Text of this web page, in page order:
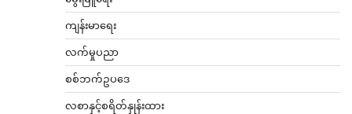
ကျန်းမာရေး
လက်မှုပညာ
စစ်ဘက်ဥပဒေ
လစာနှင့်စရိတ်နှုန်းထား